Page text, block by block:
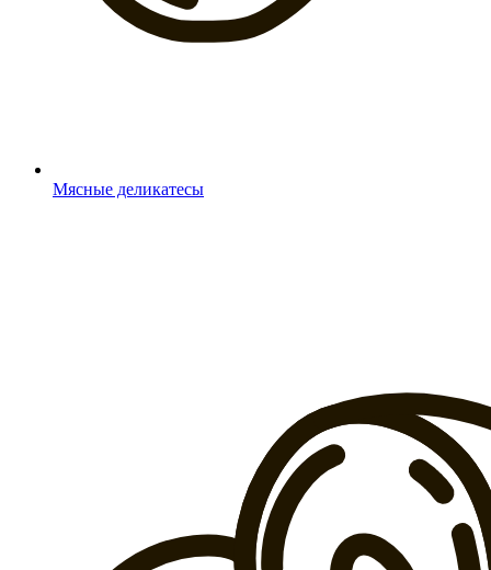
Мясные деликатесы